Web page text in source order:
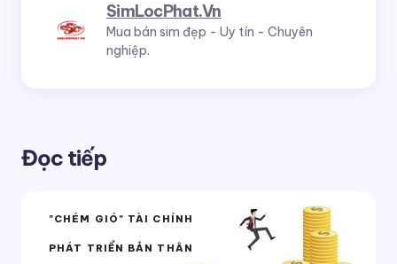
SimLocPhat.Vn
Mua bán sim đẹp - Uy tín - Chuyên
nghiệp.
Đọc tiếp
"CHÉM GIÓ" TÀI CHÍNH
PHÁT TRIỂN BẢN THÂN